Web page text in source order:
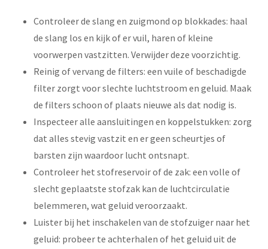
Controleer de slang en zuigmond op blokkades: haal
de slang los en kijk of er vuil, haren of kleine
voorwerpen vastzitten. Verwijder deze voorzichtig.
Reinig of vervang de filters: een vuile of beschadigde
filter zorgt voor slechte luchtstroom en geluid. Maak
de filters schoon of plaats nieuwe als dat nodig is.
Inspecteer alle aansluitingen en koppelstukken: zorg
dat alles stevig vastzit en er geen scheurtjes of
barsten zijn waardoor lucht ontsnapt.
Controleer het stofreservoir of de zak: een volle of
slecht geplaatste stofzak kan de luchtcirculatie
belemmeren, wat geluid veroorzaakt.
Luister bij het inschakelen van de stofzuiger naar het
geluid: probeer te achterhalen of het geluid uit de